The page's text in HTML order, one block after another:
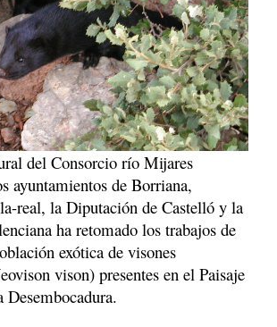
del Consorcio río Mijares
ayuntamientos de Borriana,
real, la Diputación de Castelló y la
ha retomado los trabajos de
exótica de visones
vison) presentes en el Paisaje
Desembocadura.